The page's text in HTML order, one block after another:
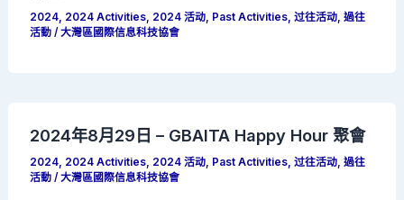
2024 2024 Activities 2024 活动 Past Activities ,过往活动 ,過往
活動 /大灣區國際信息科技協會
2024年8月29日 – GBAITA Happy Hour 聚會
2024, 2024 Activities, 2024 活动, Past Activities,过往活动,過往
活動 /大灣區國際信息科技協會